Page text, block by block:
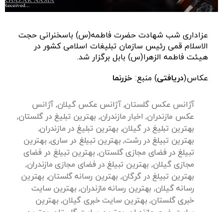
عزاداری شب شهادت حضرت فاطمه(س) باسخنرانی حجت
الاسلام قمی رئیس سازمان تبلیغات اسلامی کشور در
هیئت فاطمه الزهرا(س) بابل برگزار شد.
عکاس(دریافتی) منبع: خزرنما
آژانس عکس گلستان,آژانس عکس گیلان,آژانس
عکس مازندران, اخبار مازندران, بهترین تبلیغ در گلستان,
بهترین تبلیغ در گیلان, بهترین تبلیغ در مازندران,
بهترین تبیلغ در رشت, بهترین تبیلغ در ساری, بهترین
تبیلغ در فضای مجازی گلستان, بهترین تبیلغ در فضای
مجازی گیلان, بهترین تبیلغ در فضای مجازی مازندران,
بهترین تبیلغ در گرگان, بهترین رسانه گلستان, بهترین
رسانه گیلان, بهترین رسانه مازندران, بهترین سایت
خبری گلستان, بهترین سایت خبری گیلان, بهترین